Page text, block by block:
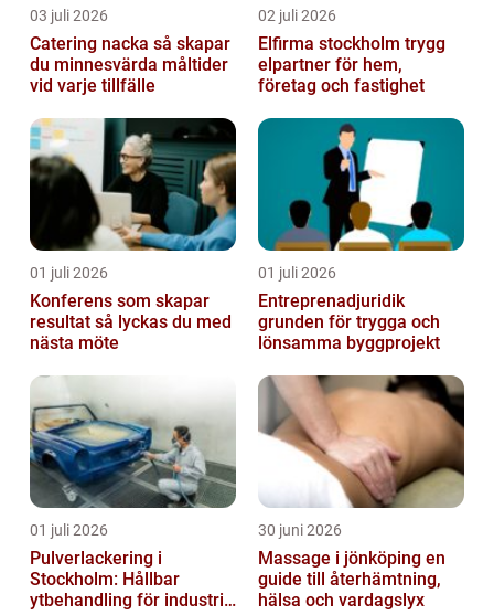
03 juli 2026
Catering nacka så skapar
du minnesvärda måltider
vid varje tillfälle
02 juli 2026
Elfirma stockholm trygg
elpartner för hem,
företag och fastighet
01 juli 2026
Konferens som skapar
resultat så lyckas du med
nästa möte
01 juli 2026
Entreprenadjuridik
grunden för trygga och
lönsamma byggprojekt
01 juli 2026
Pulverlackering i
Stockholm: Hållbar
ytbehandling för industri
30 juni 2026
Massage i jönköping en
guide till återhämtning,
hälsa och vardagslyx